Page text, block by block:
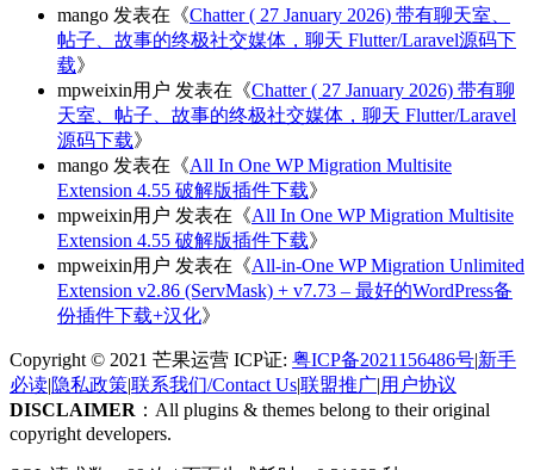
mango 发表在《Chatter ( 27 January 2026) 带有聊天室、
帖子、故事的终极社交媒体，聊天 Flutter/Laravel源码下
载》
mpweixin用户 发表在《Chatter ( 27 January 2026) 带有聊
天室、帖子、故事的终极社交媒体，聊天 Flutter/Laravel
源码下载》
mango 发表在《All In One WP Migration Multisite
Extension 4.55 破解版插件下载》
mpweixin用户 发表在《All In One WP Migration Multisite
Extension 4.55 破解版插件下载》
mpweixin用户 发表在《All-in-One WP Migration Unlimited
Extension v2.86 (ServMask) + v7.73 – 最好的WordPress备
份插件下载+汉化》
Copyright © 2021 芒果运营 ICP证: 粤ICP备2021156486号|新手
必读|隐私政策|联系我们/Contact Us|联盟推广|用户协议
DISCLAIMER ：All plugins & themes belong to their original
copyright developers.